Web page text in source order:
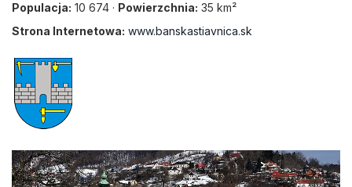
Populacja: 10 674 · Powierzchnia: 35 km²
Strona Internetowa: www.banskastiavnica.sk